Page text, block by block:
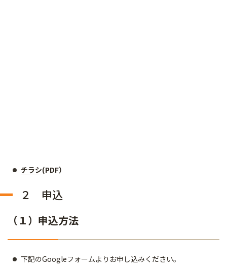
チラシ(PDF）
２ 申込
（１）申込方法
下記のGoogleフォームよりお申し込みください。